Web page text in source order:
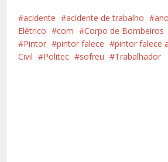
acidente acidente de trabalho
Elétrico
com Corpo de Bombeiros
Pintor
pintor falece pintor falece
Civil
Politec sofreu Trabalhador